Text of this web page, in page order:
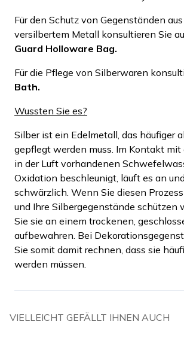
Für den Schutz von Gegenständen
versilbertem Metall konsultieren Sie
Guard Holloware Bag.
Für die Pflege von Silberwaren
Bath.
Wussten Sie es?
Silber ist ein Edelmetall, das häufiger
gepflegt werden muss. Im Kontakt mit
in der Luft vorhandenen
Oxidation beschleunigt, läuft es an
schwärzlich. Wenn Sie diesen
und Ihre Silbergegenstände schützen
Sie sie an einem trockenen,
aufbewahren. Bei
Sie somit damit rechnen, dass sie
werden müssen.
VIELLEICHT GEFÄLLT IHNEN AUCH